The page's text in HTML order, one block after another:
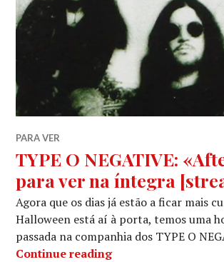
PARA VER
TYPE O NEGATIVE:
para ver na íntegra
Agora que os dias já estão a ficar mais
Halloween está aí à porta, temos uma
passada na companhia dos TYPE O
Continue readingTYPE O